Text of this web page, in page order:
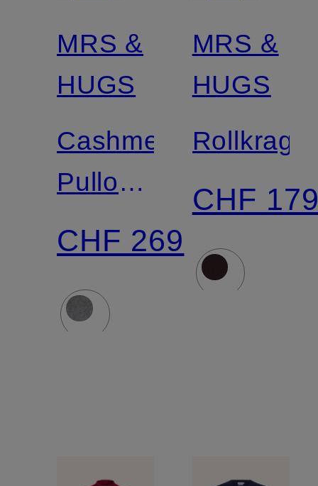
Zertifiziert
MRS &
HUGS
Cashmere-
Pullover
mit 3/4-
Arm
CHF 269
Zertifiziert
MRS &
HUGS
CHF